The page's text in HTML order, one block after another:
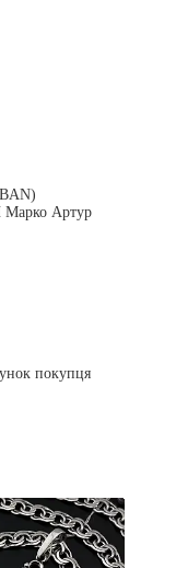
Марко Артур
покупця